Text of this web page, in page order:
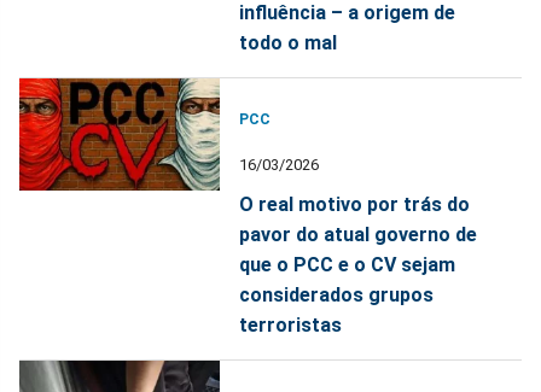
influência – a origem de
todo o mal
PCC
16/03/2026
O real motivo por trás do
pavor do atual governo de
que o PCC e o CV sejam
considerados grupos
terroristas